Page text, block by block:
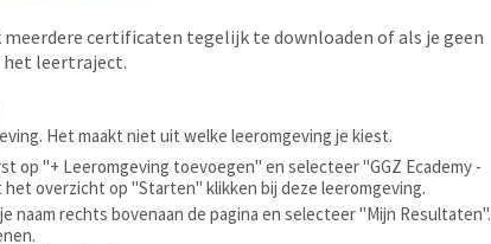
certificaten tegelijk te downloaden of als je geen
leertraject.
Het maakt niet uit welke leeromgeving je kiest.
op "+ Leeromgeving toevoegen" en selecteer "GGZ Ecademy -
het overzicht op "Starten" klikken bij deze leeromgeving.
naam rechts bovenaan de pagina en selecteer "Mijn Resultaten".